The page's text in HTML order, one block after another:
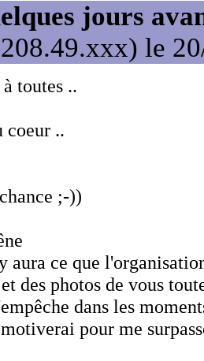
jours
le
toutes ..
coeur ..
;-))
aura ce que
des photos de vous
dans les
pour me